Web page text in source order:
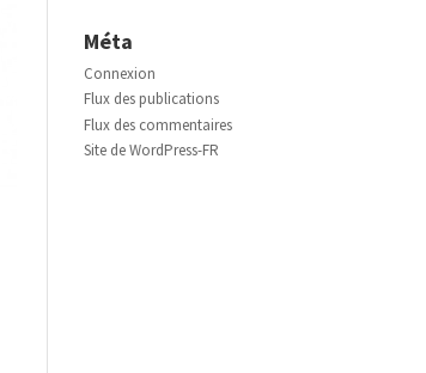
Méta
Connexion
Flux des publications
Flux des commentaires
Site de WordPress-FR